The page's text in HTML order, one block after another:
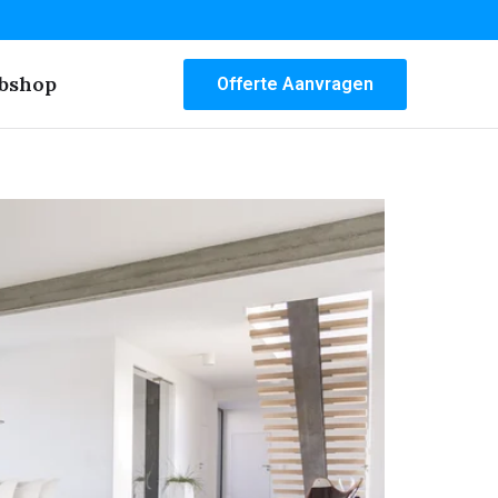
Offerte Aanvragen